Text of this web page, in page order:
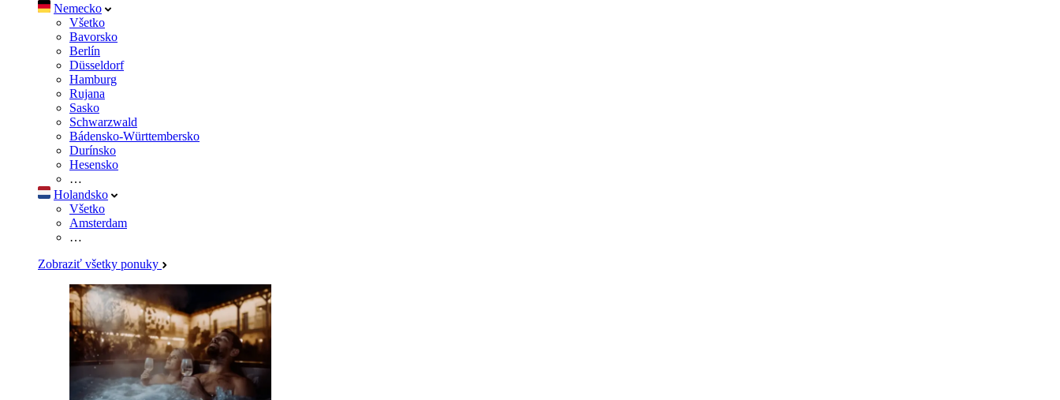
Nemecko
Všetko
Bavorsko
Berlín
Düsseldorf
Hamburg
Rujana
Sasko
Schwarzwald
Bádensko-Württembersko
Durínsko
Hesensko
…
Holandsko
Všetko
Amsterdam
…
Zobraziť všetky ponuky